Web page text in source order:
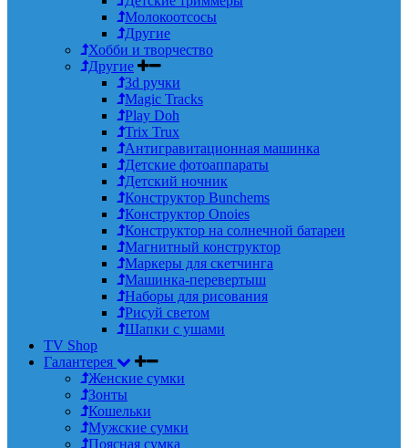
Молокоотсосы
Другие
Хобби и творчество
Другие
3d ручки
Magic Tracks
Play Doh
Trix Trux
Антигравитационная машинка
Детские фотоаппараты
Детский ночник
Конструктор Bunchems
Конструктор Onoies
Конструктор на солнечной батареи
Магнитный конструктор
Маркеры для скетчинга
Машинка-перевертыш
Наборы для рисования
Рисуй светом
Шапки с ушами
TV Shop
Галантерея
Женские сумки
Зонты
Кошельки
Мужские сумки
Поясная сумка